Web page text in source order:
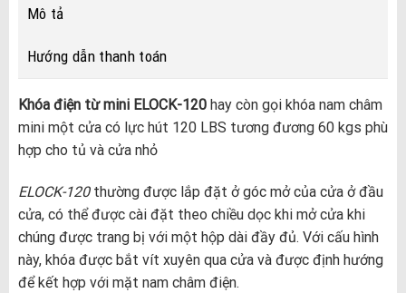
Mô tả
Hướng dẫn thanh toán
Khóa điện từ mini ELOCK-120hay còn gọi khóa nam châm
mini một cửa có lực hút 120 LBS tương đương 60 kgs phù
hợp cho tủ và cửa nhỏ
ELOCK-120thường được lắp đặt ở góc mở của cửa ở đầu
cửa, có thể được cài đặt theo chiều dọc khi mở cửa khi
chúng được trang bị với một hộp dài đầy đủ. Với cấu hình
này, khóa được bắt vít xuyên qua cửa và được định hướng
để kết hợp với mặt nam châm điện.